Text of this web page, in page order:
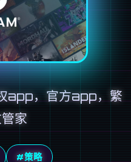
app，官方app，繁
家
#策略